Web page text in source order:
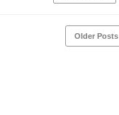
Older Posts